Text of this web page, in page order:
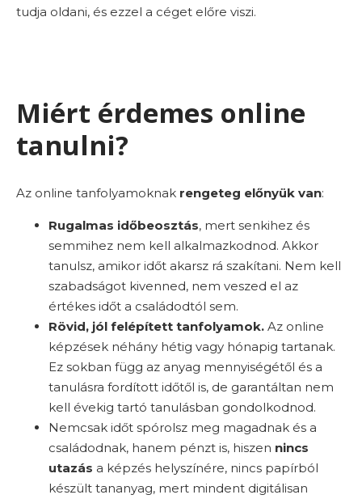
tudja oldani, és ezzel a céget előre viszi.
Miért érdemes online
tanulni?
Az online tanfolyamoknak rengeteg előnyük van:
Rugalmas időbeosztás, mert senkihez és
semmihez nem kell alkalmazkodnod. Akkor
tanulsz, amikor időt akarsz rá szakítani. Nem kell
szabadságot kivenned, nem veszed el az
értékes időt a családodtól sem.
Rövid, jól felépített tanfolyamok. Az online
képzések néhány hétig vagy hónapig tartanak.
Ez sokban függ az anyag mennyiségétől és a
tanulásra fordított időtől is, de garantáltan nem
kell évekig tartó tanulásban gondolkodnod.
Nemcsak időt spórolsz meg magadnak és a
családodnak, hanem pénzt is, hiszen nincs
utazás a képzés helyszínére, nincs papírból
készült tananyag, mert mindent digitálisan